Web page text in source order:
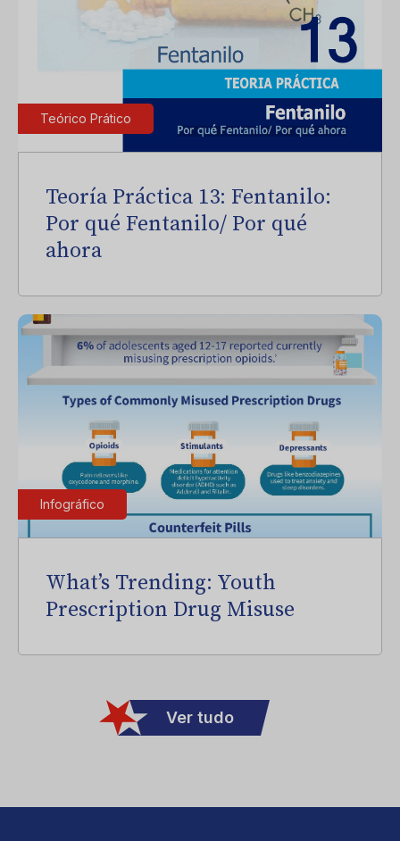
Teórico Prático
Teoría Práctica 13: Fentanilo:
Por qué Fentanilo/ Por qué
ahora
Infográfico
What’s Trending: Youth
Prescription Drug Misuse
Ver tudo